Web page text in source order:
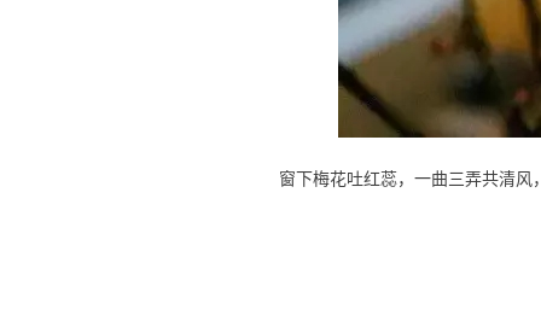
窗下梅花吐红蕊，一曲三弄共清